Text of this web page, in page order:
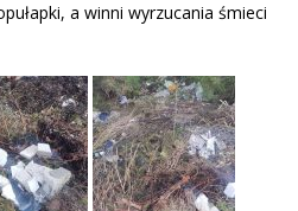
a winni wyrzucania śmieci